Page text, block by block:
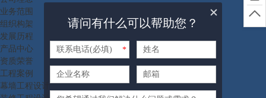
业务范围
组织构架
发展历程
产品中心
资质荣誉
工程案例
幕墙工程设计
请问有什么可以帮助您？
*